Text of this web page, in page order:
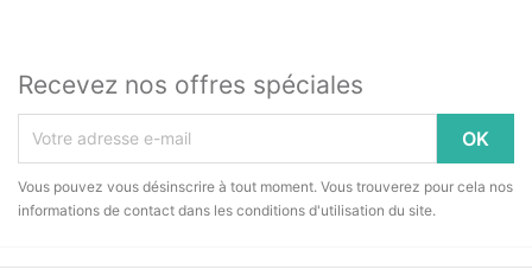
Recevez nos offres spéciales
Vous pouvez vous désinscrire à tout moment. Vous trouverez pour cela nos
informations de contact dans les conditions d'utilisation du site.